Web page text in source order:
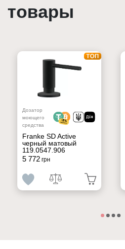
товары
Дозатор
моющего
средства
Franke SD Active
черный матовый
119.0547.906
5 772грн